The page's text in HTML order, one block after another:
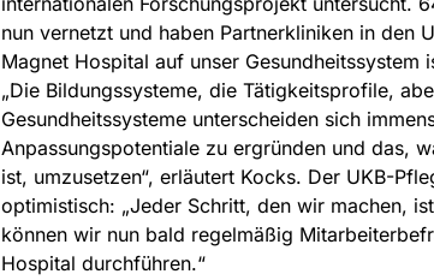
nun vernetzt und haben Partnerkliniken in den
Magnet Hospital auf unser Gesundheitssystem
„Die Bildungssysteme, die Tätigkeitsprofile,
Gesundheitssysteme unterscheiden sich
Anpassungspotentiale zu ergründen und das,
ist, umzusetzen“, erläutert Kocks. Der UKB-
optimistisch: „Jeder Schritt, den wir machen,
können wir nun bald regelmäßig
Hospital durchführen.“